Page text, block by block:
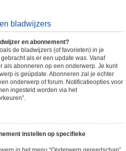
bladwijzers
en abonnement?
de bladwijzers (of favorieten) in je
als er een update was. Vanaf
als abonneren op een onderwerp. Je kunt
is geüpdate. Abonneren zal je echter
onderwerp of forum. Notificatieopties voor
ingesteld worden via het
instellen op specifieke